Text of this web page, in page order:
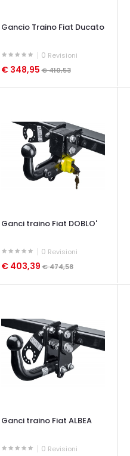
Gancio Traino Fiat Ducato
0 Revisioni
€ 348,95€ 410,53
OCCHIATA VELOCE
Ganci traino Fiat DOBLO'
0 Revisioni
€ 403,39€ 474,58
Ganci traino Fiat ALBEA
0 Revisioni